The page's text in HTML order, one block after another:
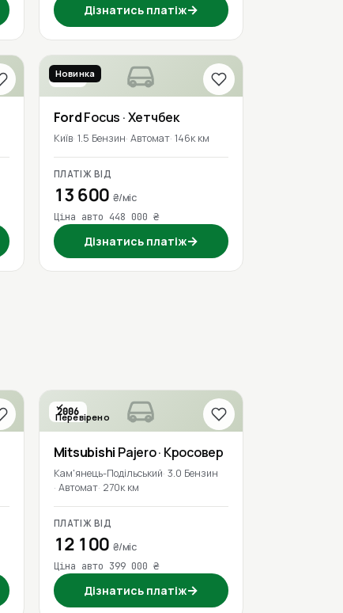
Дізнатись платіж→
2020
Новинка
FordFocus · Хетчбек
Київ 1.5 Бензин Автомат 146к км
ПЛАТІЖ ВІД
13 600 ₴/міс
Ціна авто 448 000 ₴
Дізнатись платіж→
2006
Перевірено
Mitsubishi Pajero· Кросовер
Кам'янець-Подільський 3.0 Бензин
Автомат 270к км
ПЛАТІЖ ВІД
12 100 ₴/міс
Ціна авто 399 000 ₴
Дізнатись платіж→